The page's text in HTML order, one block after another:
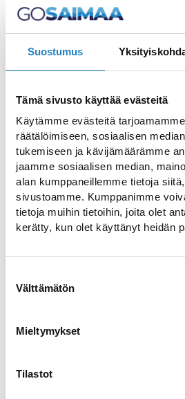
Suostumus
Tämä sivusto käyttää evästeitä
Käytämme evästeitä
räätälöimiseen, sosiaalisen
tukemiseen ja kävijämäärämme
jaamme sosiaalisen median,
alan kumppaneillemme tietoja
sivustoamme. Kumppanimme
tietoja muihin tietoihin, joita olet
kerätty, kun olet käyttänyt heidän
valinta
Välttämätön
Mieltymykset
Tilastot
elektrische Sauna in der
Einige der Strandsaunen
das ganze Jahr über
Wir stellen unseren
Brennholz für den Kamin,
die Sauna, Gas für den
anderes zur Verfügung.
In den wärmeren
auch Fahrräder
Volleyball und Fußball
Aufpreis.
und 2022 renoviert:
Kinder und Sportplätze
Unsere Gäste schätzten